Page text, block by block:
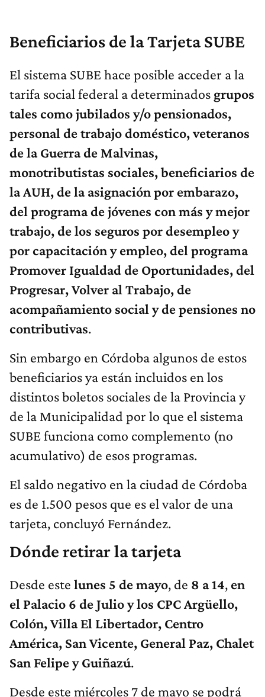
Beneficiarios de la Tarjeta SUBE
El sistema SUBE hace posible acceder a la
tarifa social federal a determinados grupos
tales como jubilados y/o pensionados,
personal de trabajo doméstico, veteranos
de la Guerra de Malvinas,
monotributistas sociales, beneficiarios de
la AUH, de la asignación por embarazo,
del programa de jóvenes con más y mejor
trabajo, de los seguros por desempleo y
por capacitación y empleo, del programa
Promover Igualdad de Oportunidades, del
Progresar, Volver al Trabajo, de
acompañamiento social y de pensiones no
contributivas.
Sin embargo en Córdoba algunos de estos
beneficiarios ya están incluidos en los
distintos boletos sociales de la Provincia y
de la Municipalidad por lo que el sistema
SUBE funciona como complemento (no
acumulativo) de esos programas.
El saldo negativo en la ciudad de Córdoba
es de 1.500 pesos que es el valor de una
tarjeta, concluyó Fernández.
Dónde retirar la tarjeta
Desde este lunes 5 de mayo, de 8 a 14, en
el Palacio 6 de Julio y los CPC Argüello,
Colón, Villa El Libertador, Centro
América, San Vicente, General Paz, Chalet
San Felipe y Guiñazú.
Desde este miércoles 7 de mayo se podrá